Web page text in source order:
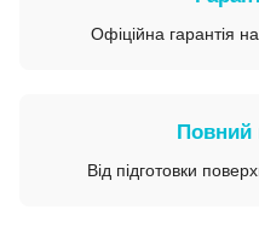
Офіційна гарантія
Повний
Від підготовки